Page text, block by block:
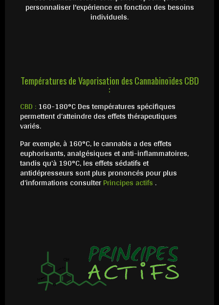
personnaliser l'expérience en fonction des besoins
individuels.
Températures de Vaporisation des Cannabinoïdes CBD
:
CBD :160-180°C Des températures spécifiques
permettent d’atteindre des effets thérapeutiques
variés.
Par exemple, à 160°C, le cannabis a des effets
euphorisants, analgésiques et anti-inflammatoires,
tandis qu’à 190°C, les effets sédatifs et
antidépresseurs sont plus prononcés​ pour plus
d’informations consulterPrincipes actifs .